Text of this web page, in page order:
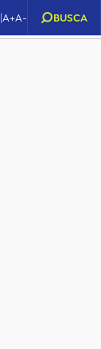
|A+A- BUSCA